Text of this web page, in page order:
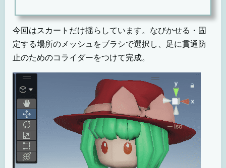
今回はスカートだけ揺らしています。なびかせる・固
定する場所のメッシュをブラシで選択し、足に貫通防
止のためのコライダーをつけて完成。